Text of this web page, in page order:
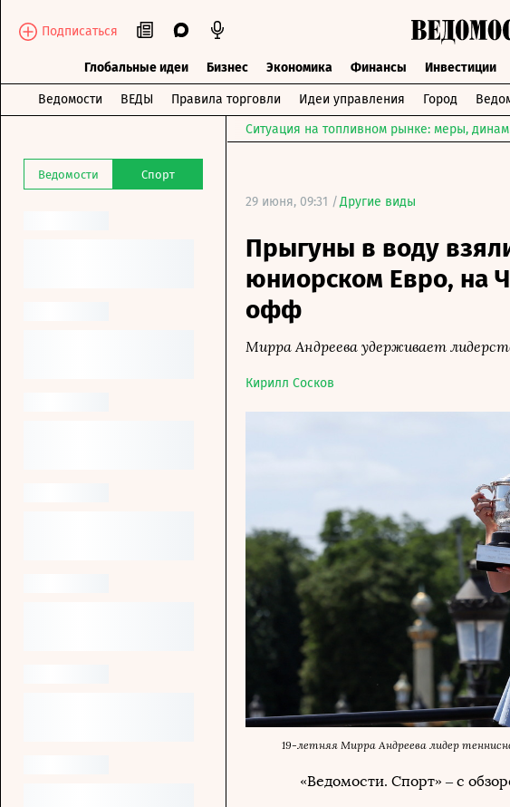
Подписаться
Глобальные идеи Бизнес Экономика Финансы Инвестиции
Ведомости ВЕДЫ Правила торговли Идеи управления Город
Ведомости Спорт
Ситуация на топливном рынке: меры,
29 июня, 09:31 /Другие виды
Прыгуны в воду
юниорском Евро, на
офф
Мирра Андреева удерживает
Кирилл Сосков
19-летняя Мирра Андреева лидер
«Ведомости. Спорт» – с